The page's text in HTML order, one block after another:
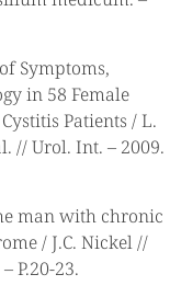
Symptoms,
in 58 Female
Patients / L.
// Urol. Int. – 2009.
man with chronic
/ J.C. Nickel //
P.20-23.